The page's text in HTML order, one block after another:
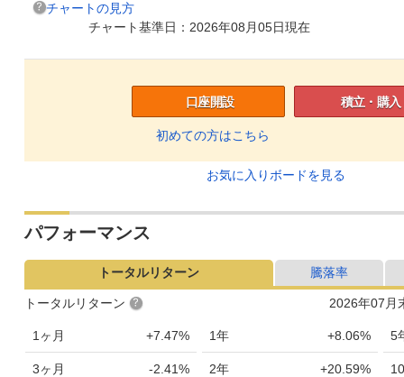
チャートの見方
チャート基準日：2026年08月05日現在
口座開設
初めての方はこちら
積立・購入
お気に入りボードを見る
パフォーマンス
トータルリターン 騰落率
2026年07月
トータルリターン
1ヶ月 +7.47%
3ヶ月 -2.41%
1年 +8.06%
2年 +20.59%
5